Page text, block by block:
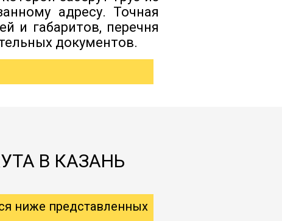
Контакты
адресу. Точная
и габаритов, перечня
документов.
В КАЗАНЬ
ниже представленных